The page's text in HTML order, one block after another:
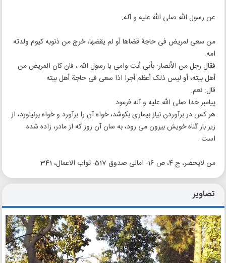
عن رسول الله صلی الله علیه و آله:
من سعی لمریض فی حاجة قضاها أو لم یقضها، خرج من ذنوبه کیوم ولدته
امه.
فقال رجل من الأنصار: بأبی أنت وامی یا رسول الله ، فان کان المریض من
أهل بیته، أو لیس ذلک أعظم أجرا اذا سعی فی حاجة أهل بیته
قال: نعم.
پیامبر خدا صلی الله علیه و آله فرمود
هر کس در برآوردن نیاز بیماری بکوشد، خواه آن را برآورد و خواه برنیاورد، از
زیر بار گناه خویش بیرون می رود، به سان آن روز که از مادر، زاده شده
است .
من لایحضر، ج 4، ص 16- امالی صدوق 517- ثواب الاعمال، 341
تصاویر